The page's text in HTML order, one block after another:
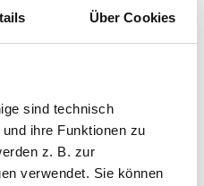
Über Cookies
sind technisch
ihre Funktionen zu
z. B. zur
verwendet. Sie können